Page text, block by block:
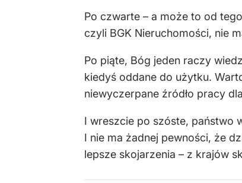
Po czwarte – a może to od
czyli BGK Nieruchomości, nie
Po piąte, Bóg jeden raczy
kiedyś oddane do użytku.
niewyczerpane źródło pracy
I wreszcie po szóste, państwo
I nie ma żadnej pewności, że
lepsze skojarzenia – z krajów